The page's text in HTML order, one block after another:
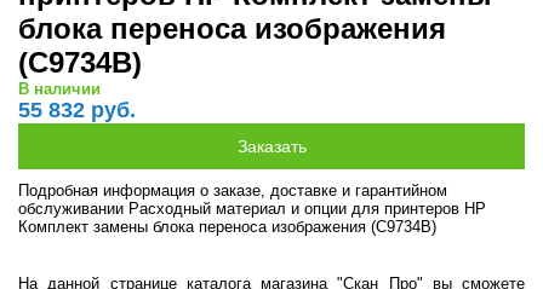
блока переноса изображения
(C9734B)
В наличии
55 832 руб.
Подробная информация о заказе, доставке и гарантийном
обслуживании Расходный материал и опции для принтеров HP
Комплект замены блока переноса изображения (C9734B)
На данной странице каталога магазина "Скан Про" вы сможете